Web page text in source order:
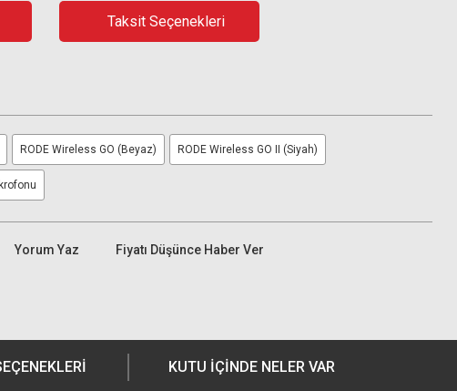
Taksit Seçenekleri
RODE Wireless GO (Beyaz) RODE Wireless GO II (Siyah)
Yorum Yaz Fiyatı Düşünce Haber Ver
KUTU İÇİNDE NELER VAR